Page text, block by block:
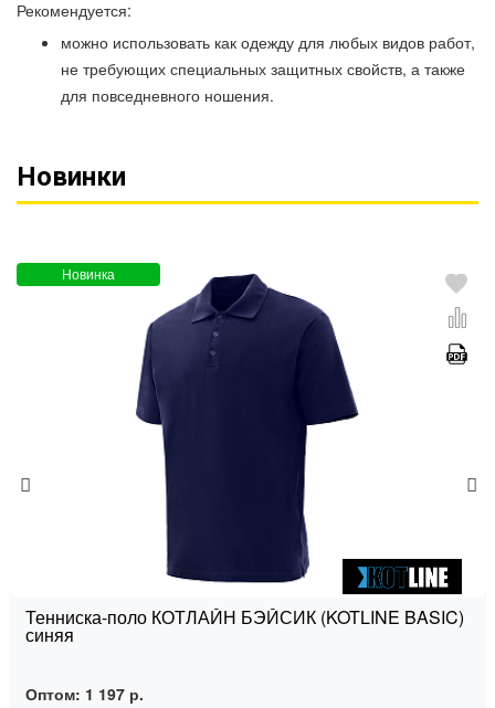
Рекомендуется:
можно использовать как одежду для любых видов работ,
не требующих специальных защитных свойств, а также
для повседневного ношения.
Новинки
Новинка
Тенниска-поло КОТЛАЙН БЭЙСИК (KOTLINE BASIC)
синяя
Оптом: 1 197 р.